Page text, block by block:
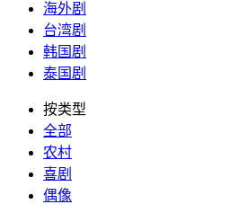
海外剧
台湾剧
韩国剧
泰国剧
按类型
全部
农村
喜剧
偶像